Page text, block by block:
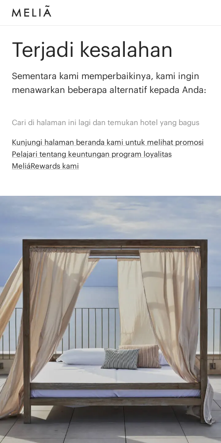
Terjadi kesalahan
Sementara kami memperbaikinya, kami ingin
menawarkan beberapa alternatif kepada Anda:
Cari di halaman ini lagi dan temukan hotel yang bagus
Kunjungi halaman beranda kami untuk melihat promosi
Pelajari tentang keuntungan program loyalitas
MeliáRewards kami